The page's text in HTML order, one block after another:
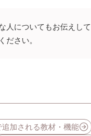
人についてもお伝えし
さい。
加される教材・機能